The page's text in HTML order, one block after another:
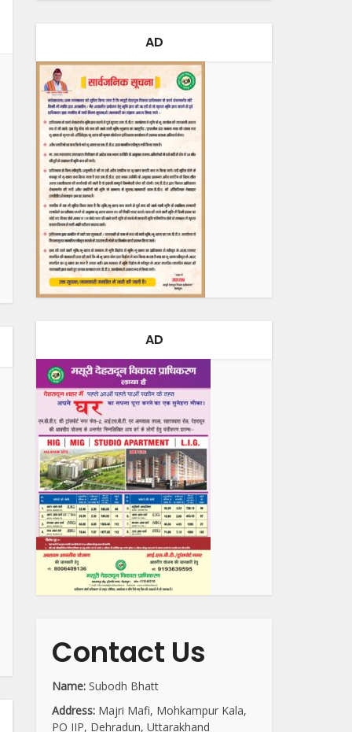
AD
AD
Contact Us
Name: Subodh Bhatt
Address: Majri Mafi, Mohkampur Kala,
PO IIP, Dehradun, Uttarakhand